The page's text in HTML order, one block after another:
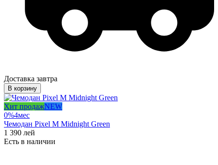
Доставка завтра
В корзину
Хит продажNEW
0%4мес
Чемодан Pixel M Midnight Green
1 390 лей
Есть в наличии